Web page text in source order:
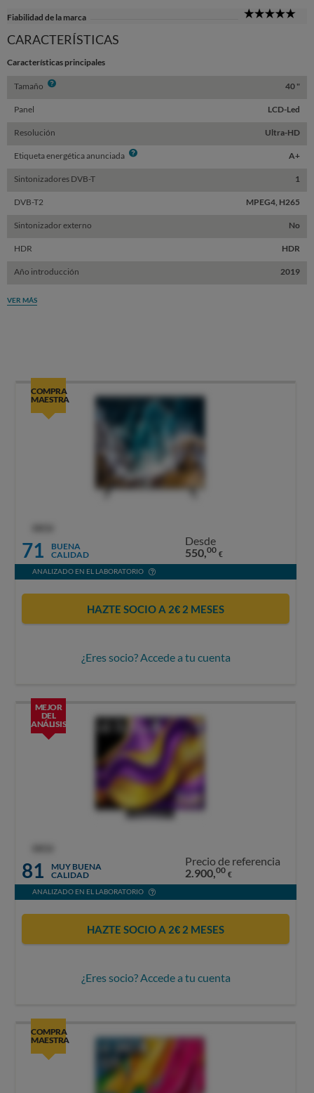
Fiabilidad de la marca
CARACTERÍSTICAS
Características principales
Tamaño Info 40 "
Panel LCD-Led
Resolución Ultra-HD
Etiqueta energética anunciada Info A+
Sintonizadores DVB-T 1
DVB-T2 MPEG4, H265
Sintonizador externo No
HDR HDR
Año introducción 2019
VER MÁS
COMPRA
MAESTRA
71
BUENA
CALIDAD
Desde
550,00 €
ANALIZADO EN EL LABORATORIO
HAZTE SOCIO A 2€ 2 MESES
¿Eres socio? Accede a tu cuenta
MEJOR
DEL
ANÁLISIS
81
MUY BUENA
CALIDAD
Precio de referencia
2.900,00 €
ANALIZADO EN EL LABORATORIO
HAZTE SOCIO A 2€ 2 MESES
¿Eres socio? Accede a tu cuenta
COMPRA
MAESTRA